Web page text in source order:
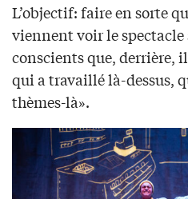
L’objectif: faire en sorte
viennent voir le
conscients que, derrière,
qui a travaillé là-dessus,
thèmes-là».